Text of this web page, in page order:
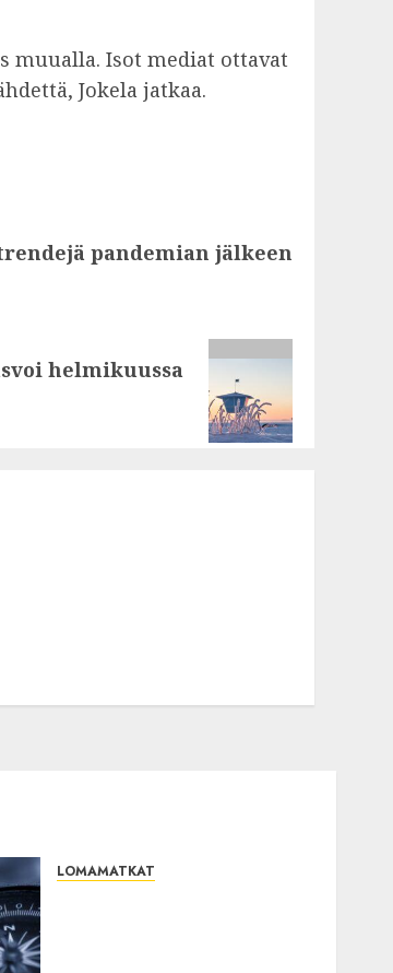
muualla. Isot mediat ottavat
Jokela jatkaa.
pandemian jälkeen
helmikuussa
LOMAMATKAT